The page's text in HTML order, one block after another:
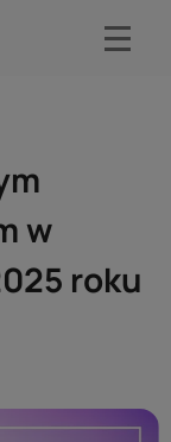
w
roku